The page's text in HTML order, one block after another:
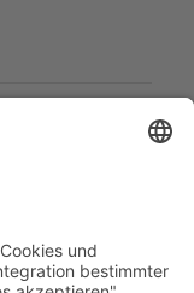
kann
einem